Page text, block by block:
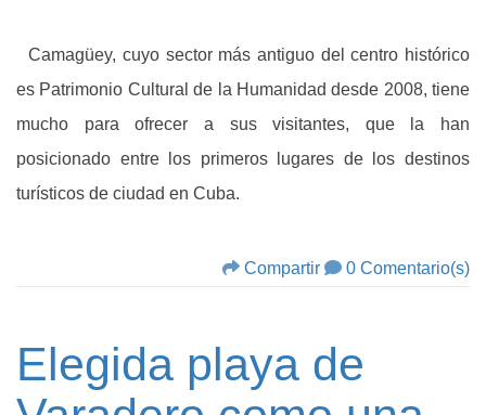
Camagüey, cuyo sector más antiguo del centro histórico
es Patrimonio Cultural de la Humanidad desde 2008, tiene
mucho para ofrecer a sus visitantes, que la han
posicionado entre los primeros lugares de los destinos
turísticos de ciudad en Cuba.
Compartir 0 Comentario(s)
Elegida playa de